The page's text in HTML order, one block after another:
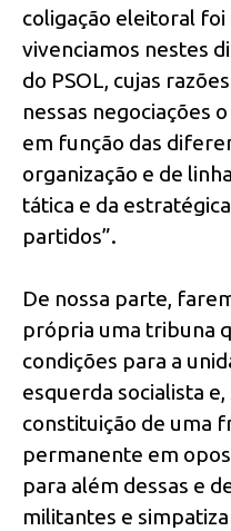
coligação eleitoral
vivenciamos nestes
do PSOL, cujas
nessas negociações
em função das
organização e de
tática e da
partidos”.
De nossa parte,
própria uma tribuna
condições para a
esquerda socialista
constituição de uma
permanente em
para além dessas e
militantes e